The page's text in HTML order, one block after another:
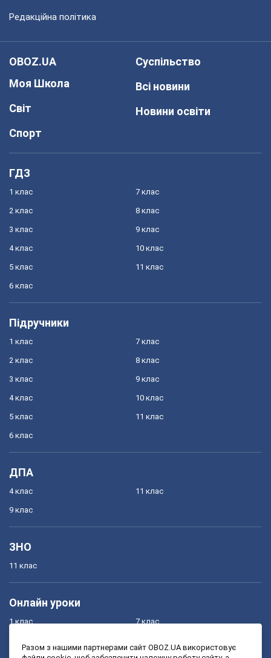
Редакційна політика
OBOZ.UA
Моя Школа
Світ
Спорт
Суспільство
Всі новини
Новини освіти
ГДЗ
1 клас
2 клас
3 клас
4 клас
5 клас
6 клас
7 клас
8 клас
9 клас
10 клас
11 клас
Підручники
1 клас
2 клас
3 клас
4 клас
5 клас
6 клас
7 клас
8 клас
9 клас
10 клас
11 клас
ДПА
4 клас
9 клас
11 клас
ЗНО
11 клас
Онлайн уроки
1 клас 7 клас
Разом з нашими партнерами сайт OBOZ.UA використовує